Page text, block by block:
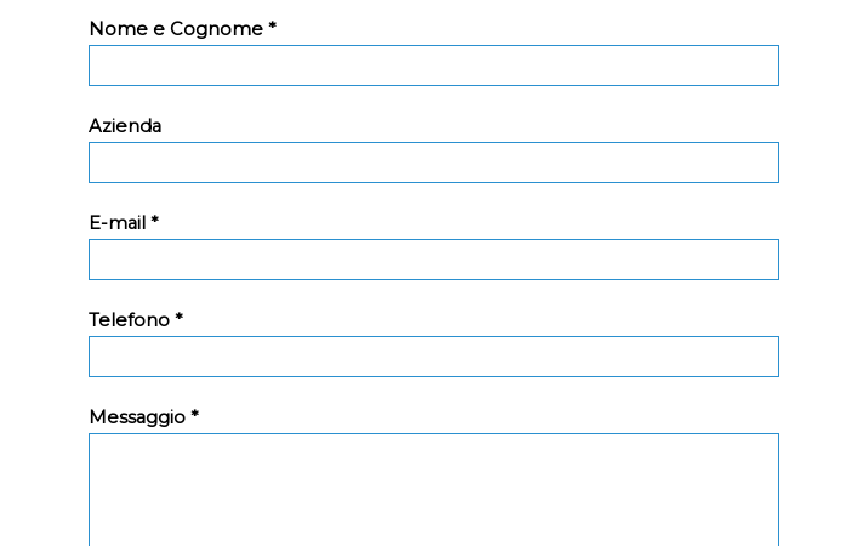
Nome e Cognome *
Azienda
E-mail *
Telefono *
Messaggio *